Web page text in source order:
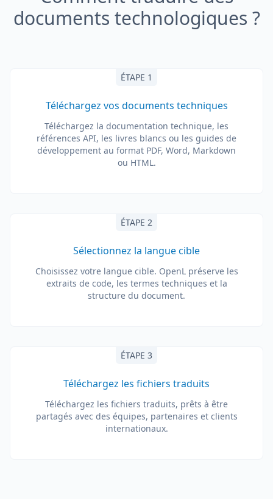
documents technologiques ?
ÉTAPE 1
Téléchargez vos documents techniques
Téléchargez la documentation technique, les
références API, les livres blancs ou les guides de
développement au format PDF, Word, Markdown
ou HTML.
ÉTAPE 2
Sélectionnez la langue cible
Choisissez votre langue cible. OpenL préserve les
extraits de code, les termes techniques et la
structure du document.
ÉTAPE 3
Téléchargez les fichiers traduits
Téléchargez les fichiers traduits, prêts à être
partagés avec des équipes, partenaires et clients
internationaux.